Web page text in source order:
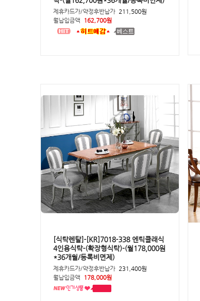
제휴카드가/약정후반납가 211,500원
월납입금액
162,700원
[식탁렌탈]-[KR]7018-338 엔틱클래식
4인용식탁-(확장형식탁)-(월178,000원
*36개월/등록비면제)
제휴카드가/약정후반납가 231,400원
월납입금액
178,000원